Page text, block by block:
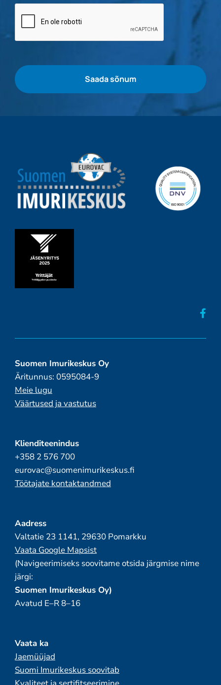
Suomen Imurikeskus Oy
Äritunnus: 0595084-9
Meie lugu
Väärtused ja vastutus
Klienditeenindus
+358 2 576 700
eurovac@suomenimurikeskus.fi
Töötajate kontaktandmed
Aadress
Valtatie 23 1141, 29630 Pomarkku
Vaata Google Mapsist
(Navigeerimiseks soovitame otsida järgmise nime
järgi:
Suomen Imurikeskus Oy)
Avatud E–R 8–16
Vaata ka
Jaemüüjad
Suomi Imurikeskus soovitab